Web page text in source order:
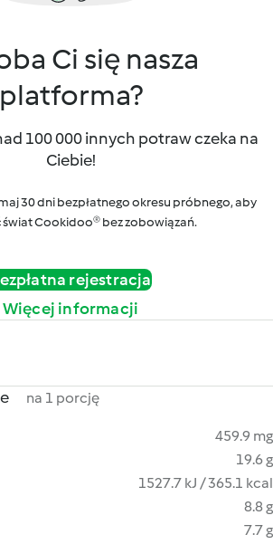
Ci się nasza
platforma?
100 000 innych potraw czeka na
Ciebie!
30 dni bezpłatnego okresu próbnego, aby
Cookidoo® bez zobowiązań.
rejestracja
Więcej informacji
na 1 porcję
459.9 mg
19.6 g
1527.7 kJ / 365.1 kcal
8.8 g
7.7 g